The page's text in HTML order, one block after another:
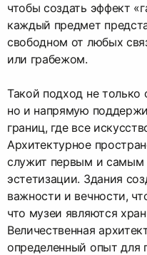
чтобы создать эффект
каждый предмет
свободном от любых
или грабежом.
Такой подход не только
но и напрямую
границ, где все
Архитектурное
служит первым и
эстетизации. Здания
важности и вечности,
что музеи являются
Величественная
определенный опыт для